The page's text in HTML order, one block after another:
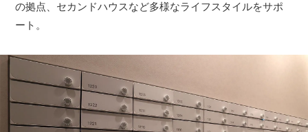
の拠点、セカンドハウスなど多様なライフスタイルをサポ
ート。